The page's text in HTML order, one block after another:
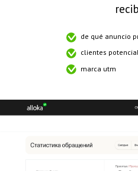
de qué anuncio
clientes
marca utm